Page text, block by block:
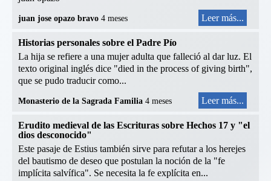
juan jose opazo bravo 4 meses Leer más...
Historias personales sobre el Padre Pío
La hija se refiere a una mujer adulta que falleció al dar luz. El
texto original inglés dice "died in the process of giving birth",
que se pudo traducir como...
Monasterio de la Sagrada Familia 4 meses Leer más...
Erudito medieval de las Escrituras sobre Hechos 17 y "el
dios desconocido"
Este pasaje de Estius también sirve para refutar a los herejes
del bautismo de deseo que postulan la noción de la "fe
implícita salvífica". Se necesita la fe explícita en...